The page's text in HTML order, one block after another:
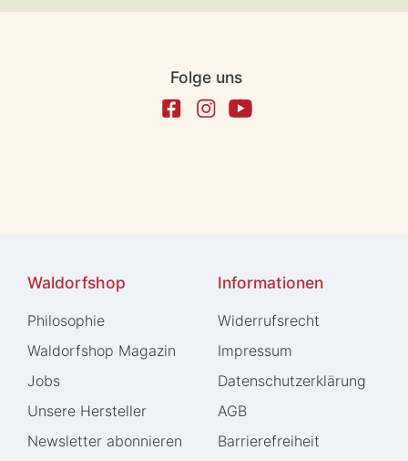
Folge uns
Waldorfshop
Philosophie
Waldorfshop Magazin
Jobs
Unsere Hersteller
Newsletter abonnieren
Informationen
Widerrufs­recht
Impressum
Daten­schutz­erklärung
AGB
Barrierefreiheit